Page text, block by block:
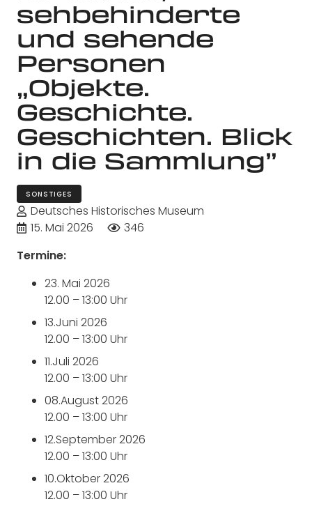
sehbehinderte
und sehende
Personen
„Objekte.
Geschichte.
Geschichten. Blick
in die Sammlung”
SONSTIGES
Deutsches Historisches Museum
15. Mai 2026
346
Termine:
23. Mai 2026
12.00 – 13:00 Uhr
13.Juni 2026
12.00 – 13:00 Uhr
11.Juli 2026
12.00 – 13:00 Uhr
08.August 2026
12.00 – 13:00 Uhr
12.September 2026
12.00 – 13:00 Uhr
10.Oktober 2026
12.00 – 13:00 Uhr